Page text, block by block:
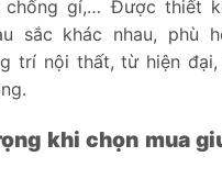
chống gỉ,… Được thiết
sắc khác nhau, phù
trí nội thất, từ hiện
khi chọn mua